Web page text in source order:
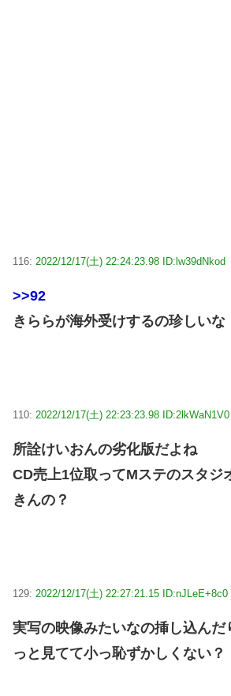
116: 2022/12/17(土) 22:24:23.98 ID:lw39dNkod
>>92
きららが海外受けするの珍しいな
110: 2022/12/17(土) 22:23:23.98 ID:2lkWaN1V0
所詮けいおんの劣化版だよね
CD売上1位取ってMステのスタジ
きんの？
129: 2022/12/17(土) 22:27:21.15 ID:nJLeE+8c0
実写の映像みたいなの挿し込んだ
っと見てて小っ恥ずかしくない？